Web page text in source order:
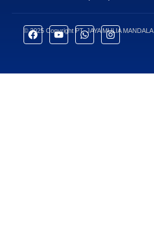
© 2025 Copyright PT. JAYA MULIA MANDALA